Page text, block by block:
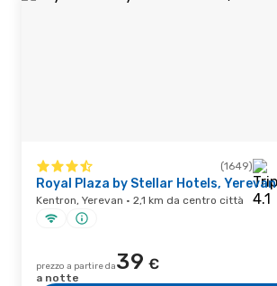
(1649)
Royal Plaza by Stellar Hotels, Yerevan
Kentron, Yerevan · 2,1 km da centro città
prezzo a partire da39 €
a notte